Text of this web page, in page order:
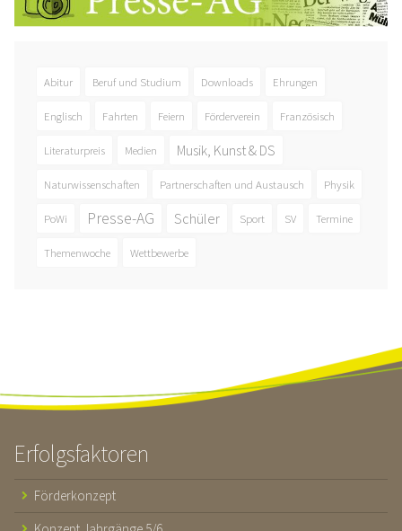
Abitur Beruf und Studium Downloads Ehrungen
Englisch Fahrten Feiern Förderverein Französisch
Literaturpreis Medien Musik, Kunst & DS
Naturwissenschaften Partnerschaften und Austausch Physik
PoWi Presse-AG Schüler Sport SV Termine
Themenwoche Wettbewerbe
Erfolgsfaktoren
Förderkonzept